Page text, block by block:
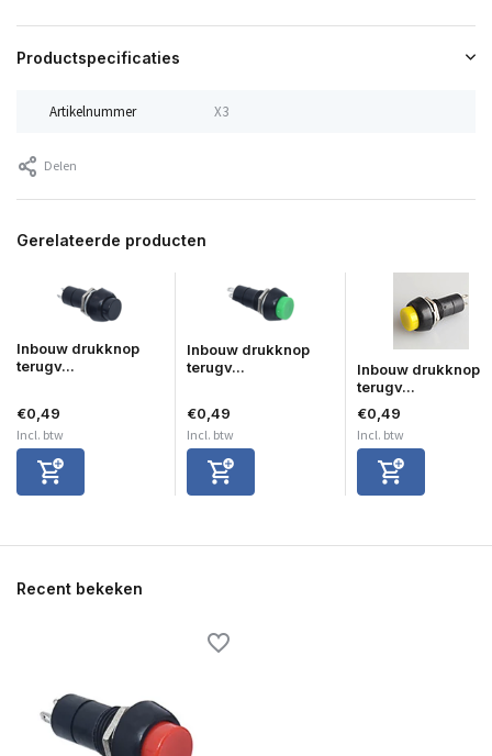
Productspecificaties
Artikelnummer X3
Delen
Gerelateerde producten
Inbouw drukknop
terugv...
€0,49
Incl. btw
Inbouw drukknop
terugv...
€0,49
Incl. btw
Inbouw drukknop
terugv...
€0,49
Incl. btw
Recent bekeken